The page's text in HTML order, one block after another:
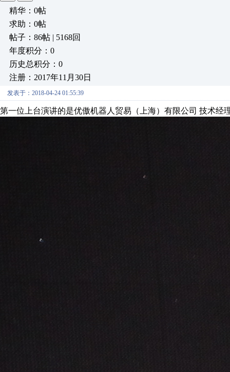
精华：0帖
求助：0帖
帖子：86帖 | 5168回
年度积分：0
历史总积分：0
注册：2017年11月30日
发表于：2018-04-24 01:55:39
第一位上台演讲的是优傲机器人贸易（上海）有限公司 技术经